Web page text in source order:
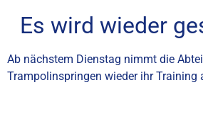
Es wird wieder
Ab nächstem Dienstag nimmt die
Trampolinspringen wieder ihr Training